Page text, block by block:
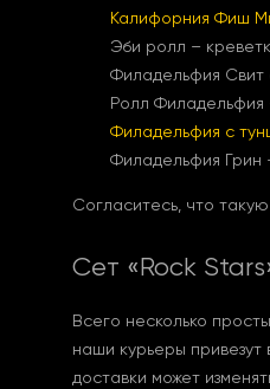
Калифорния Фиш
Эби ролл –
Филадельфия Свит
Ролл Филадельфия
Филадельфия с
Филадельфия Грин
Согласитесь, что
Сет «Rock Stars
Всего несколько
наши курьеры
доставки может